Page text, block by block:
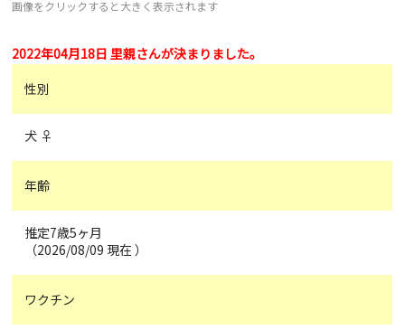
画像をクリックすると大きく表示されます
2022年04月18日 里親さんが決まりました。
性別
犬 ♀
年齢
推定7歳5ヶ月
（2026/08/09 現在 ）
ワクチン